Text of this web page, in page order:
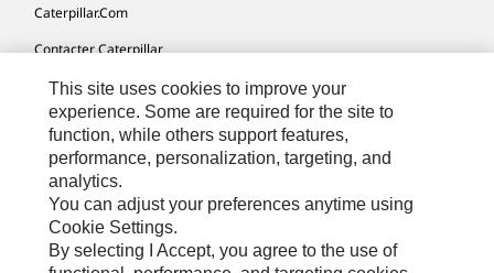
Caterpillar.com
Contacter Caterpillar
Mes Préférences Marketing
Plan Du Site
Cookie Settings
Légales
Confidentialité
This site uses cookies to improve your
experience. Some are required for the site to
function, while others support features,
performance, personalization, targeting, and
analytics.
You can adjust your preferences anytime using
Cookie Settings.
By selecting I Accept, you agree to the use of